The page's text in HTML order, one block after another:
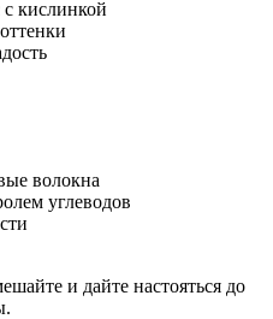
кислинкой
волокна
углеводов
и дайте настояться до